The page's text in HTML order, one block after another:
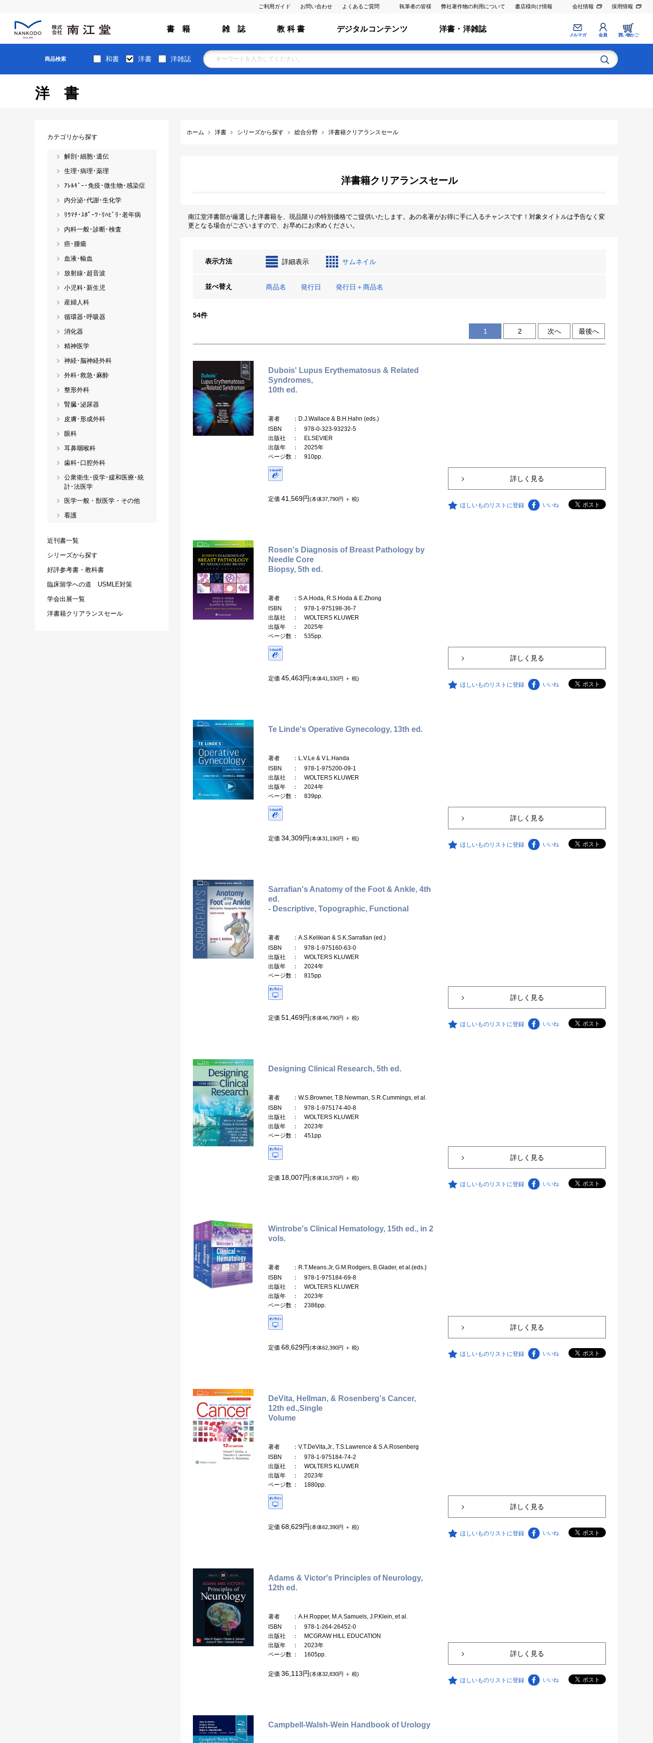
ご利用ガイド お問い合わせ よくあるご質問 執筆者の皆様 弊社著作物の利用について 書店様向け情報 会社情報 採用情報
書 籍 雑 誌 教 科 書 デジタルコンテンツ 洋書・洋雑誌
メルマガ 会員 買い物かご
商品検索 和書 洋書 洋雑誌
洋書
ホーム 洋書 シリーズから探す 総合分野 洋書籍クリアランスセール
洋書籍クリアランスセール
南江堂洋書部が厳選した洋書籍を、現品限りの特別価格でご提供いたします。あの名著がお得に手に入るチャンスです！対象タイトルは予告なく変
更となる場合がございますので、お早めにお求めください。
表示方法 詳細表示 サムネイル
並べ替え 商品名 発行日 発行日＋商品名
54件
1 2 次へ 最後へ
Dubois' Lupus Erythematosus & Related
Syndromes,
10th ed.
著者
：D.J.Wallace & B.H.Hahn (eds.)
ISBN
： 978-0-323-93232-5
出版社
： ELSEVIER
出版年
： 2025年
ページ数 ： 910pp.
定価 41,569円(本体37,790円 ＋ 税)
詳しく見る
ほしいものリストに登録 いいね
Rosen's Diagnosis of Breast Pathology by
Needle Core
Biopsy, 5th ed.
著者
：S.A.Hoda, R.S.Hoda & E.Zhong
ISBN
： 978-1-975198-36-7
出版社
： WOLTERS KLUWER
出版年
： 2025年
ページ数 ： 535pp.
定価 45,463円(本体41,330円 ＋ 税)
詳しく見る
ほしいものリストに登録 いいね
Te Linde's Operative Gynecology, 13th ed.
著者
：L.V.Le & V.L.Handa
ISBN
： 978-1-975200-09-1
出版社
： WOLTERS KLUWER
出版年
： 2024年
ページ数 ： 839pp.
定価 34,309円(本体31,190円 ＋ 税)
詳しく見る
ほしいものリストに登録 いいね
Sarrafian's Anatomy of the Foot & Ankle, 4th
ed.
- Descriptive, Topographic, Functional
著者
：A.S.Kelikian & S.K.Sarrafian (ed.)
ISBN
： 978-1-975160-63-0
出版社
： WOLTERS KLUWER
出版年
： 2024年
ページ数 ： 815pp.
定価 51,469円(本体46,790円 ＋ 税)
詳しく見る
ほしいものリストに登録 いいね
Designing Clinical Research, 5th ed.
著者
：W.S.Browner, T.B.Newman, S.R.Cummings, et al.
ISBN
： 978-1-975174-40-8
出版社
： WOLTERS KLUWER
出版年
： 2023年
ページ数 ： 451pp.
定価 18,007円(本体16,370円 ＋ 税)
詳しく見る
ほしいものリストに登録 いいね
Wintrobe's Clinical Hematology, 15th ed., in 2
vols.
著者
：R.T.Means.Jr, G.M.Rodgers, B.Glader, et al.(eds.)
ISBN
： 978-1-975184-69-8
出版社
： WOLTERS KLUWER
出版年
： 2023年
ページ数 ： 2386pp.
定価 68,629円(本体62,390円 ＋ 税)
詳しく見る
ほしいものリストに登録 いいね
DeVita, Hellman, & Rosenberg's Cancer,
12th ed.,Single
Volume
著者
：V.T.DeVita,Jr., T.S.Lawrence & S.A.Rosenberg
ISBN
： 978-1-975184-74-2
出版社
： WOLTERS KLUWER
出版年
： 2023年
ページ数 ： 1880pp.
定価 68,629円(本体62,390円 ＋ 税)
詳しく見る
ほしいものリストに登録 いいね
Adams & Victor's Principles of Neurology,
12th ed.
著者
：A.H.Ropper, M.A.Samuels, J.P.Klein, et al.
ISBN
： 978-1-264-26452-0
出版社
： MCGRAW HILL EDUCATION
出版年
： 2023年
ページ数 ： 1605pp.
定価 36,113円(本体32,830円 ＋ 税)
詳しく見る
ほしいものリストに登録 いいね
Campbell-Walsh-Wein Handbook of Urology
カテゴリから探す
解剖･細胞･遺伝
生理･病理･薬理
ｱﾚﾙｷﾞｰ･免疫･微生物･感染症
内分泌･代謝･生化学
ﾘｳﾏﾁ･ｽﾎﾟｰﾂ･ﾘﾊﾋﾞﾘ･老年病
内科一般･診断･検査
癌･腫瘍
血液･輸血
放射線･超音波
小児科･新生児
産婦人科
循環器･呼吸器
消化器
精神医学
神経･脳神経外科
外科･救急･麻酔
整形外科
腎臓･泌尿器
皮膚･形成外科
眼科
耳鼻咽喉科
歯科･口腔外科
公衆衛生･疫学･緩和医療･統
計･法医学
医学一般・獣医学・その他
看護
近刊書一覧
シリーズから探す
好評参考書・教科書
臨床留学への道 USMLE対策
学会出展一覧
洋書籍クリアランスセール